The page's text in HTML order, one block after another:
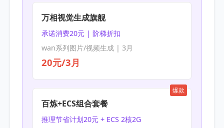
万相视觉生成旗舰
承诺消费20元 | 阶梯折扣
wan系列图片/视频生成 | 3月
20元/3月
爆款
百炼+ECS组合套餐
推理节省计划20元 + ECS 2核2G